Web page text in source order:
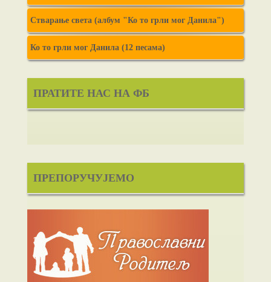
Стварање света (албум "Ко то грли мог Данила")
Ко то грли мог Данила (12 песама)
ПРАТИТЕ НАС НА ФБ
ПРЕПОРУЧУЈЕМО